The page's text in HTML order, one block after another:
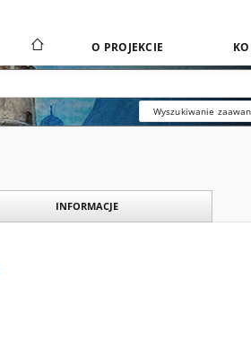
O PROJEKCIE
Wyszukiwanie
INFORMACJE